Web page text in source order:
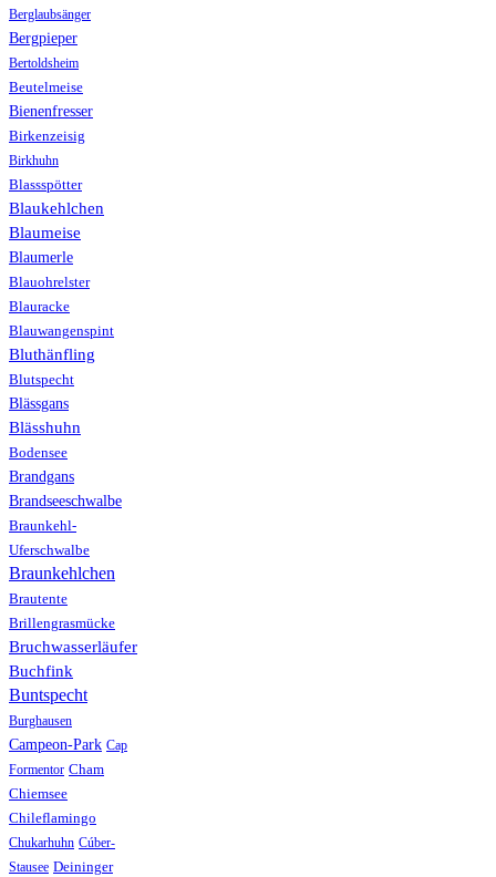
Berglaubsänger
Bergpieper
Bertoldsheim
Beutelmeise
Bienenfresser
Birkenzeisig
Birkhuhn
Blassspötter
Blaukehlchen
Blaumeise
Blaumerle
Blauohrelster
Blauracke
Blauwangenspint
Bluthänfling
Blutspecht
Blässgans
Blässhuhn
Bodensee
Brandgans
Brandseeschwalbe
Braunkehl-
Uferschwalbe
Braunkehlchen
Brautente
Brillengrasmücke
Bruchwasserläufer
Buchfink
Buntspecht
Burghausen
Campeon-Park Cap
Formentor Cham
Chiemsee
Chileflamingo
Chukarhuhn Cúber-
Stausee Deininger